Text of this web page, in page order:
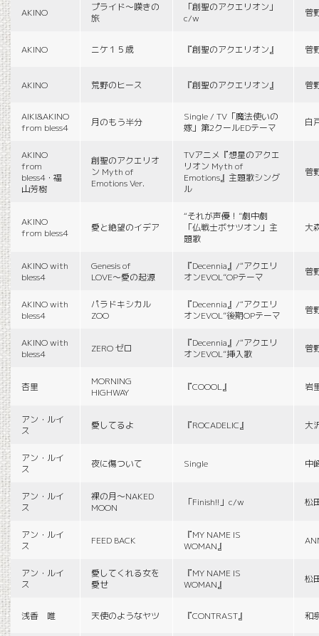
AKINO
プライド〜嘆きの
旅
「創聖のアクエリオン」
c/w
菅
AKINO ニケ１５歳 『創聖のアクエリオン』 菅
AKINO 荒野のヒース 『創聖のアクエリオン』 菅
AIKI&AKINO
from bless4
月のもう半分
Single / TV「魔法使いの
嫁」第2クールEDテーマ
白
AKINO
from
bless4・福
山芳樹
創聖のアクエリオ
ン Myth of
Emotions Ver.
TVアニメ『想星のアクエ
リオン Myth of
Emotions』主題歌シング
ル
菅
AKINO
from bless4
愛と絶望のイデア
“それが声優！”劇中劇
「仏戦士ボサツオン」主
題歌
大
AKINO with
bless4
Genesis of
LOVE〜愛の起源
『Decennia』/“アクエリ
オンEVOL”OPテーマ
菅
AKINO with
bless4
パラドキシカル
ZOO
『Decennia』/“アクエリ
オンEVOL”後期OPテーマ
菅
AKINO with
bless4
ZERO ゼロ
『Decennia』/“アクエリ
オンEVOL”挿入歌
菅
杏里
MORNING
HIGHWAY
『COOOL』 岩
アン・ルイ
ス
愛してるよ 『ROCADELIC』 大
アン・ルイ
ス
夜に傷ついて Single 中
アン・ルイ
ス
裸の月〜NAKED
MOON
「Finish!!」c/w 松
アン・ルイ
ス
FEED BACK
『MY NAME IS
WOMAN』
アン・ルイ
ス
愛してくれる女を
愛せ
『MY NAME IS
WOMAN』
松
浅香 唯 天使のようなヤツ 『CONTRAST』 和